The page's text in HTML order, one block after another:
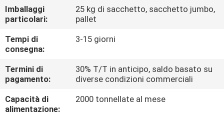
CONTROLLO
DELLA
QUALITÀ
CONTATTACI
Imballaggi
particolari:
25 kg di sacchetto, sacchetto jumbo,
pallet
Tempi di
consegna:
3-15 giorni
Termini di
pagamento:
30% T/T in anticipo, saldo basato su
diverse condizioni commerciali
Capacità di
alimentazione:
2000 tonnellate al mese